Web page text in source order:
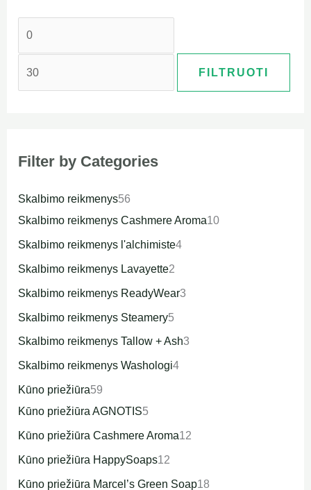
FILTRUOTI
Filter by Categories
Skalbimo reikmenys56
Skalbimo reikmenys Cashmere Aroma10
Skalbimo reikmenys l'alchimiste4
Skalbimo reikmenys Lavayette2
Skalbimo reikmenys ReadyWear3
Skalbimo reikmenys Steamery5
Skalbimo reikmenys Tallow + Ash3
Skalbimo reikmenys Washologi4
Kūno priežiūra59
Kūno priežiūra AGNOTIS5
Kūno priežiūra Cashmere Aroma12
Kūno priežiūra HappySoaps12
Kūno priežiūra Marcel’s Green Soap18